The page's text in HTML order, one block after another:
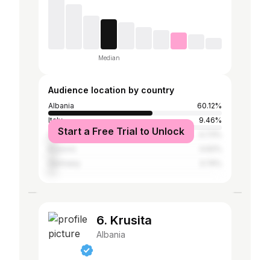
Median
Audience location by country
Albania
60.12%
Italy
9.46%
Greece
Start a Free Trial to Unlock
6. Krusita
Albania